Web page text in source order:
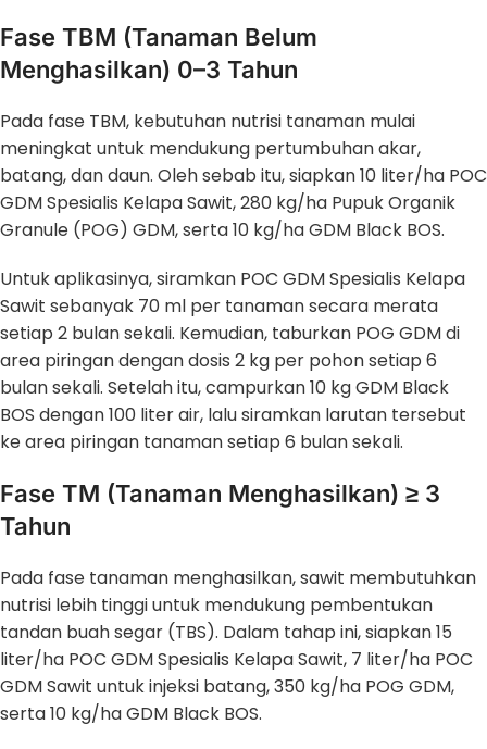
Fase TBM (Tanaman Belum
Menghasilkan) 0–3 Tahun
Pada fase TBM, kebutuhan nutrisi tanaman mulai
meningkat untuk mendukung pertumbuhan akar,
batang, dan daun. Oleh sebab itu, siapkan 10 liter/ha POC
GDM Spesialis Kelapa Sawit, 280 kg/ha Pupuk Organik
Granule (POG) GDM, serta 10 kg/ha GDM Black BOS.
Untuk aplikasinya, siramkan POC GDM Spesialis Kelapa
Sawit sebanyak 70 ml per tanaman secara merata
setiap 2 bulan sekali. Kemudian, taburkan POG GDM di
area piringan dengan dosis 2 kg per pohon setiap 6
bulan sekali. Setelah itu, campurkan 10 kg GDM Black
BOS dengan 100 liter air, lalu siramkan larutan tersebut
ke area piringan tanaman setiap 6 bulan sekali.
Fase TM (Tanaman Menghasilkan) ≥ 3
Tahun
Pada fase tanaman menghasilkan, sawit membutuhkan
nutrisi lebih tinggi untuk mendukung pembentukan
tandan buah segar (TBS). Dalam tahap ini, siapkan 15
liter/ha POC GDM Spesialis Kelapa Sawit, 7 liter/ha POC
GDM Sawit untuk injeksi batang, 350 kg/ha POG GDM,
serta 10 kg/ha GDM Black BOS.